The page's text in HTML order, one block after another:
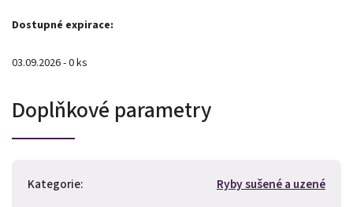
Dostupné expirace:
03.09.2026 - 0 ks
Doplňkové parametry
Kategorie:
Ryby sušené a uzené